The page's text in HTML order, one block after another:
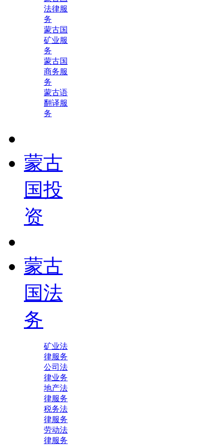
法律服
务
蒙古国
矿业服
务
蒙古国
商务服
务
蒙古语
翻译服
务
蒙古
国投
资
蒙古
国法
务
矿业法
律服务
公司法
律业务
地产法
律服务
税务法
律服务
劳动法
律服务